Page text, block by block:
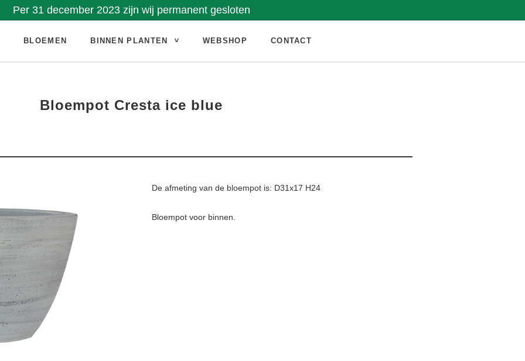
Per 31 december 2023 zijn wij permanent gesloten
BLOEMEN BINNEN PLANTEN WEBSHOP CONTACT
Bloempot Cresta ice blue
De afmeting van de bloempot is: D31x17 H24
Bloempot voor binnen.